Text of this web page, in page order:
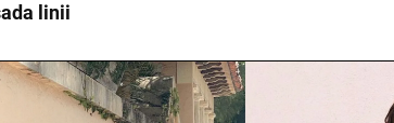
linii